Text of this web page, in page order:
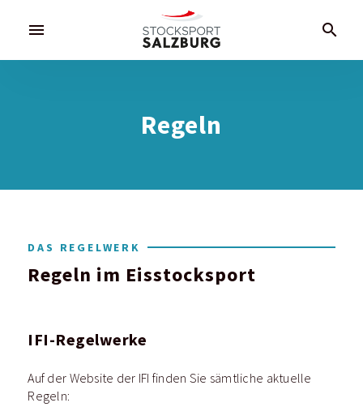
menu search
Regeln
DAS REGELWERK
Regeln im Eisstocksport
IFI-Regelwerke
Auf der Website der IFI finden Sie sämtliche aktuelle
Regeln: